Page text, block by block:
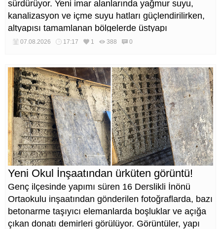
sürdürüyor. Yeni imar alanlarında yağmur suyu,
kanalizasyon ve içme suyu hatları güçlendirilirken,
altyapısı tamamlanan bölgelerde üstyapı
düzenlemeleri de eş zamanlı yürütülüyor.
07.08.2026 17:17 1 388 0
Yeni Okul İnşaatından ürküten görüntü!
Genç ilçesinde yapımı süren 16 Derslikli İnönü
Ortaokulu inşaatından gönderilen fotoğraflarda, bazı
betonarme taşıyıcı elemanlarda boşluklar ve açığa
çıkan donatı demirleri görülüyor. Görüntüler, yapı